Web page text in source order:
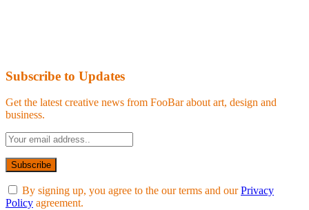
Subscribe to Updates
Get the latest creative news from FooBar about art, design and
business.
By signing up, you agree to the our terms and ourPrivacy
Policy agreement.